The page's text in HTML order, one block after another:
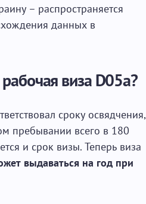
– распространяется
данных в
виза D05a?
сроку освядчения,
пребывании всего в 180
и срок визы. Теперь виза
выдаваться на год при